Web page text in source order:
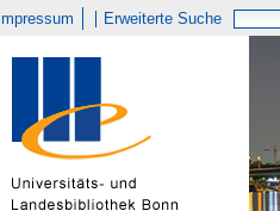
Impressum Erweiterte Suche